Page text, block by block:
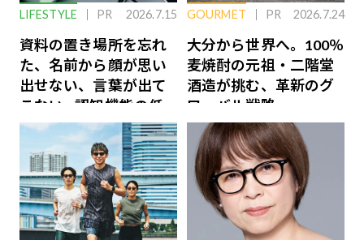
LIFESTYLE PR 2026.7.15
資料の置き場所を忘れ
た、名前から顔が思い
出せない、言葉が出て
こない…認知機能の低
下を救う、脳のインナ
ーケアとは
GOURMET PR 2026.7.24
大分から世界へ。100％
麦焼酎の元祖・二階堂
酒造が挑む、革新のグ
ローバル戦略